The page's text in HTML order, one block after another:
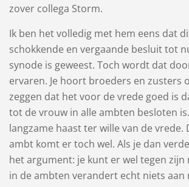
zover collega Storm.
Ik ben het volledig met hem eens dat
schokkende en vergaande besluit tot
synode is geweest. Toch wordt dat
ervaren. Je hoort broeders en zusters
zeggen dat het voor de vrede goed is
tot de vrouw in alle ambten besloten
langzame haast ter wille van de vrede.
ambt komt er toch wel. Als je dan
het argument: je kunt er wel tegen zijn
in de ambten verandert echt niets aan